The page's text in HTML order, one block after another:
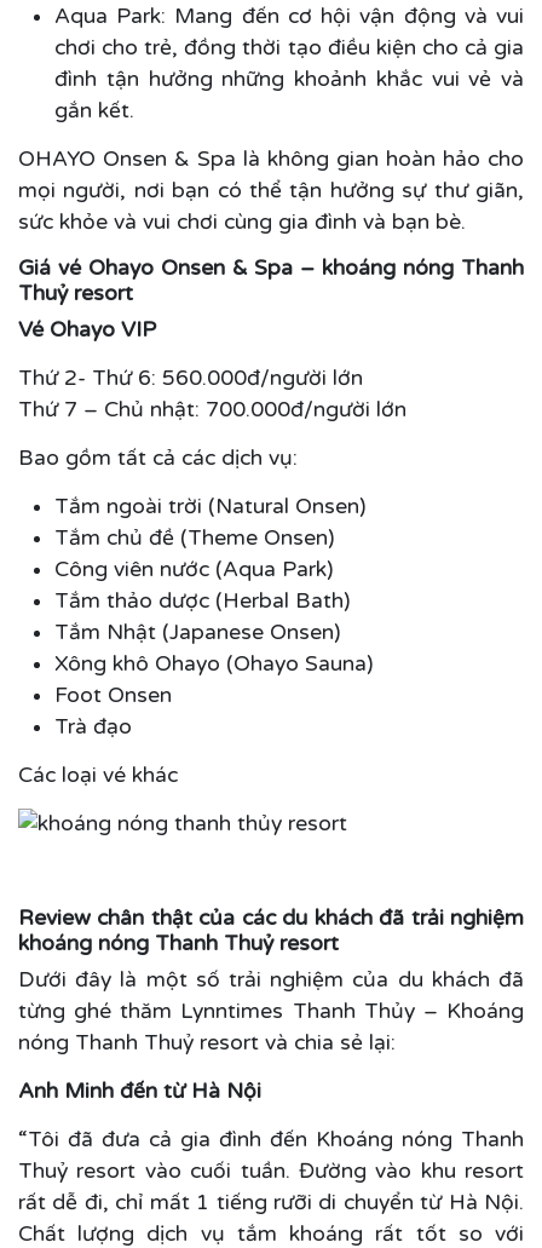
Aqua Park: Mang đến cơ hội vận động và vui
chơi cho trẻ, đồng thời tạo điều kiện cho cả gia
đình tận hưởng những khoảnh khắc vui vẻ và
gắn kết.
OHAYO Onsen & Spa là không gian hoàn hảo cho
mọi người, nơi bạn có thể tận hưởng sự thư giãn,
sức khỏe và vui chơi cùng gia đình và bạn bè.
Giá vé Ohayo Onsen & Spa – khoáng nóng Thanh
Thuỷ resort
Vé Ohayo VIP
Thứ 2- Thứ 6: 560.000đ/người lớn
Thứ 7 – Chủ nhật: 700.000đ/người lớn
Bao gồm tất cả các dịch vụ:
Tắm ngoài trời (Natural Onsen)
Tắm chủ đề (Theme Onsen)
Công viên nước (Aqua Park)
Tắm thảo dược (Herbal Bath)
Tắm Nhật (Japanese Onsen)
Xông khô Ohayo (Ohayo Sauna)
Foot Onsen
Trà đạo
Các loại vé khác
Review chân thật của các du khách đã trải nghiệm
khoáng nóng Thanh Thuỷ resort
Dưới đây là một số trải nghiệm của du khách đã
từng ghé thăm Lynntimes Thanh Thủy – Khoáng
nóng Thanh Thuỷ resort và chia sẻ lại:
Anh Minh đến từ Hà Nội
“Tôi đã đưa cả gia đình đến Khoáng nóng Thanh
Thuỷ resort vào cuối tuần. Đường vào khu resort
rất dễ đi, chỉ mất 1 tiếng rưỡi di chuyển từ Hà Nội.
Chất lượng dịch vụ tắm khoáng rất tốt so với